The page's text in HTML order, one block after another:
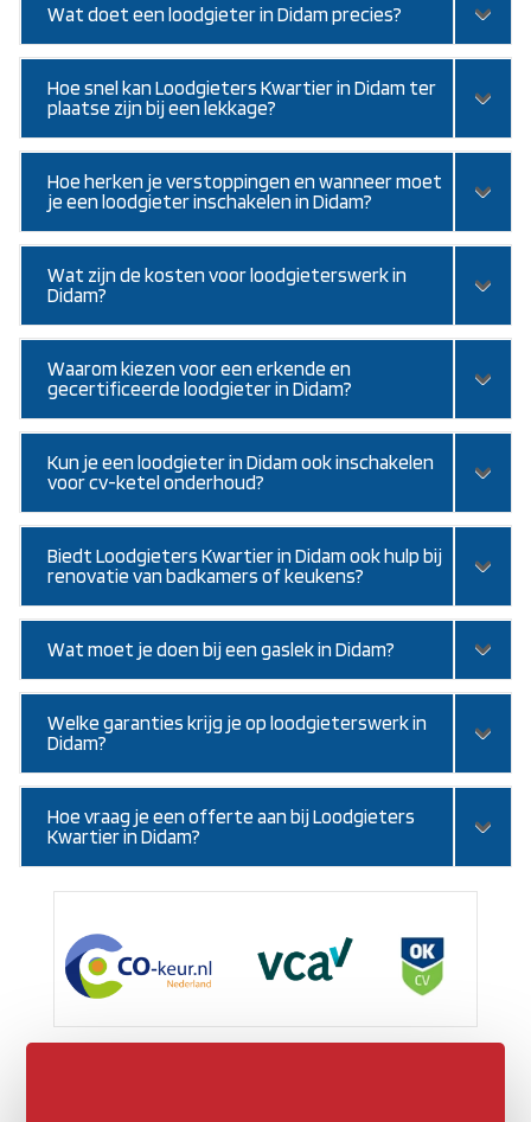
Wat doet een loodgieter in Didam precies?
Hoe snel kan Loodgieters Kwartier in Didam ter
plaatse zijn bij een lekkage?
Hoe herken je verstoppingen en wanneer moet
je een loodgieter inschakelen in Didam?
Wat zijn de kosten voor loodgieterswerk in
Didam?
Waarom kiezen voor een erkende en
gecertificeerde loodgieter in Didam?
Kun je een loodgieter in Didam ook inschakelen
voor cv-ketel onderhoud?
Biedt Loodgieters Kwartier in Didam ook hulp bij
renovatie van badkamers of keukens?
Wat moet je doen bij een gaslek in Didam?
Welke garanties krijg je op loodgieterswerk in
Didam?
Hoe vraag je een offerte aan bij Loodgieters
Kwartier in Didam?